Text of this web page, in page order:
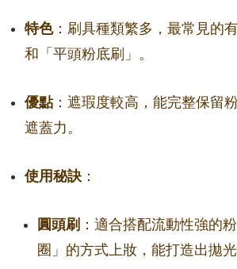
特色：刷具種類繁多，最常見的
和「平頭粉底刷」。
優點：遮瑕度較高，能完整保留
遮蓋力。
使用秘訣 ：
圓頭刷 ：適合搭配流動性強的
圈」的方式上妝，能打造出拋